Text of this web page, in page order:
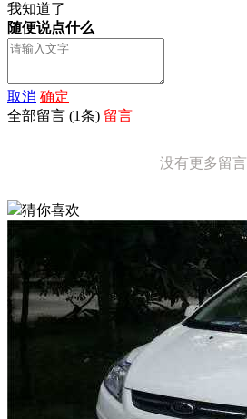
我知道了
随便说点什么
取消 确定
全部留言 (1条) 留言
没有更多留言
猜你喜欢